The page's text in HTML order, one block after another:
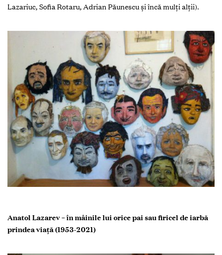
Lazariuc, Sofia Rotaru, Adrian Păunescu şi încă mulţi alţii).
Anatol Lazarev – în mâinile lui orice pai sau firicel de iarbă
prindea viață (1953-2021)